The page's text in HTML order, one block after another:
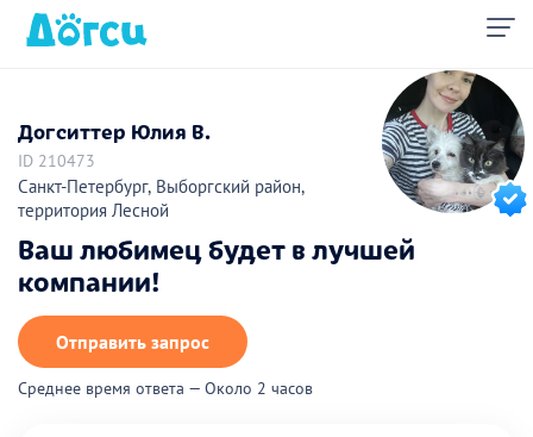
Догситтер Юлия В.
ID 210473
Санкт-Петербург, Выборгский район,
территория Лесной
Ваш любимец будет в лучшей
компании!
Отправить запрос
Среднее время ответа — Около 2 часов